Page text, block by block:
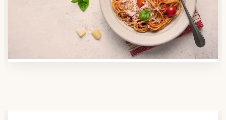
um herauszufinden, welche Anbieter es in Ihrer
Region gibt und welcher am besten zu Ihnen passt.
Verschaffen Sie sich auch einen Überblick über die
Essen auf Rädern-Kosten.